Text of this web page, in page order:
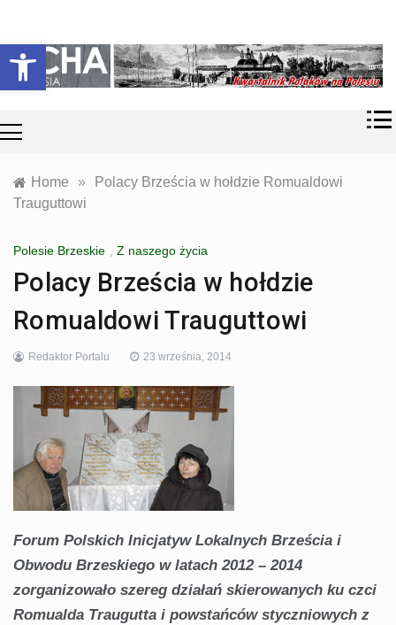
Otwórz pasek narzędzi
content
Echa
Polesia
współczesność
Polaków na
Polesiu.
Home »
Polacy Brześcia w hołdzie Romualdowi
Trauguttowi
Polesie Brzeskie , Z naszego życia
Polacy Brześcia w hołdzie
Romualdowi Trauguttowi
Redaktor Portalu 23 września, 2014
Forum Polskich Inicjatyw Lokalnych Brześcia i
Obwodu Brzeskiego w latach 2012 – 2014
zorganizowało szereg działań skierowanych ku czci
Romualda Traugutta i powstańców styczniowych z